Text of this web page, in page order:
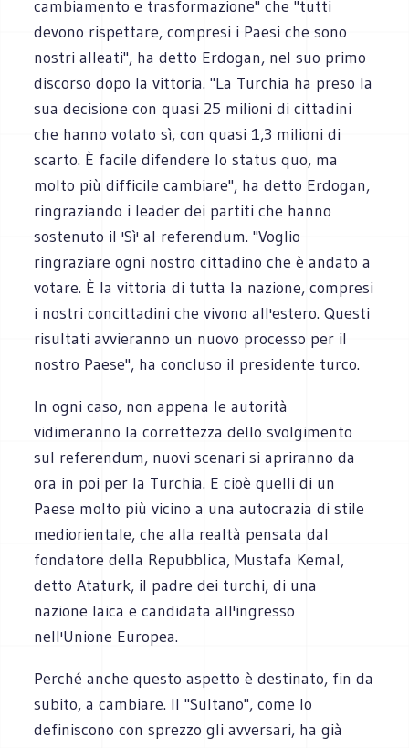
cambiamento e trasformazione" che "tutti
devono rispettare, compresi i Paesi che sono
nostri alleati", ha detto Erdogan, nel suo primo
discorso dopo la vittoria. "La Turchia ha preso la
sua decisione con quasi 25 milioni di cittadini
che hanno votato sì, con quasi 1,3 milioni di
scarto. È facile difendere lo status quo, ma
molto più difficile cambiare", ha detto Erdogan,
ringraziando i leader dei partiti che hanno
sostenuto il 'Sì' al referendum. "Voglio
ringraziare ogni nostro cittadino che è andato a
votare. È la vittoria di tutta la nazione, compresi
i nostri concittadini che vivono all'estero. Questi
risultati avvieranno un nuovo processo per il
nostro Paese", ha concluso il presidente turco.
In ogni caso, non appena le autorità
vidimeranno la correttezza dello svolgimento
sul referendum, nuovi scenari si apriranno da
ora in poi per la Turchia. E cioè quelli di un
Paese molto più vicino a una autocrazia di stile
mediorientale, che alla realtà pensata dal
fondatore della Repubblica, Mustafa Kemal,
detto Ataturk, il padre dei turchi, di una
nazione laica e candidata all'ingresso
nell'Unione Europea.
Perché anche questo aspetto è destinato, fin da
subito, a cambiare. Il "Sultano", come lo
definiscono con sprezzo gli avversari, ha già